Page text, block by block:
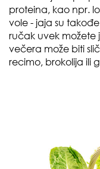
proteina, kao npr.
vole - jaja su
ručak uvek možete
večera može biti
recimo, brokolija ili